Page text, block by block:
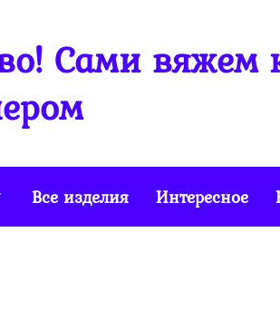
Сами вяжем
Все изделия Интересное